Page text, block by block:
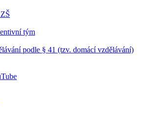
tým
podle § 41 (tzv. domácí vzdělávání)